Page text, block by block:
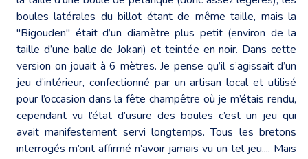
boules latérales du billot étant de même taille, mais la
"Bigouden" était d’un diamètre plus petit (environ de la
taille d’une balle de Jokari) et teintée en noir. Dans cette
version on jouait à 6 mètres. Je pense qu’il s’agissait d’un
jeu d’intérieur, confectionné par un artisan local et utilisé
pour l’occasion dans la fête champêtre où je m’étais rendu,
cependant vu l’état d’usure des boules c’est un jeu qui
avait manifestement servi longtemps. Tous les bretons
interrogés m’ont affirmé n’avoir jamais vu un tel jeu.... Mais